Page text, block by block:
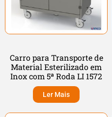
Carro para Transporte de
Material Esterilizado em
Inox com 5ª Roda LI 1572
Ler Mais